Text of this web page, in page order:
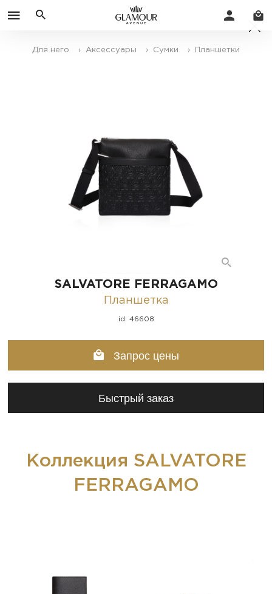
Для него › Аксессуары › Сумки › Планшетки
SALVATORE FERRAGAMO
Планшетка
id: 46608
Запрос цены
Быстрый заказ
Коллекция SALVATORE
FERRAGAMO